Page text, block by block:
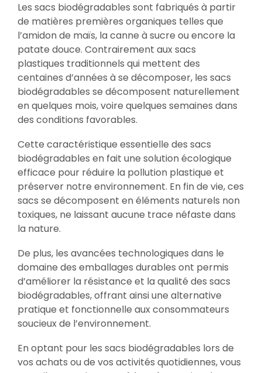
Les sacs biodégradables sont fabriqués à partir
de matières premières organiques telles que
l’amidon de maïs, la canne à sucre ou encore la
patate douce. Contrairement aux sacs
plastiques traditionnels qui mettent des
centaines d’années à se décomposer, les sacs
biodégradables se décomposent naturellement
en quelques mois, voire quelques semaines dans
des conditions favorables.
Cette caractéristique essentielle des sacs
biodégradables en fait une solution écologique
efficace pour réduire la pollution plastique et
préserver notre environnement. En fin de vie, ces
sacs se décomposent en éléments naturels non
toxiques, ne laissant aucune trace néfaste dans
la nature.
De plus, les avancées technologiques dans le
domaine des emballages durables ont permis
d’améliorer la résistance et la qualité des sacs
biodégradables, offrant ainsi une alternative
pratique et fonctionnelle aux consommateurs
soucieux de l’environnement.
En optant pour les sacs biodégradables lors de
vos achats ou de vos activités quotidiennes, vous